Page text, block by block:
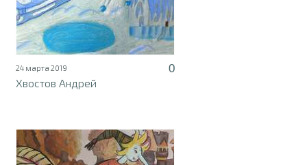
24 марта 2019
0
Хвостов Андрей